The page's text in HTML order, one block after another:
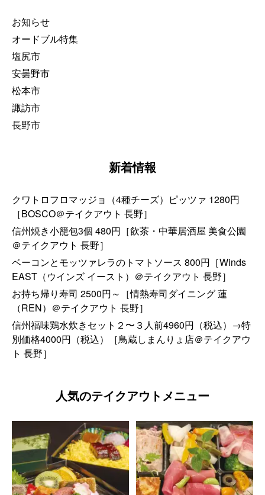
ン
お知らせ
オードブル特集
塩尻市
安曇野市
松本市
諏訪市
長野市
新着情報
クワトロフロマッジョ（4種チーズ）ピッツァ 1280円
［BOSCO＠テイクアウト 長野］
信州焼き小籠包3個 480円［飲茶・中華居酒屋 美食公園
＠テイクアウト 長野］
ベーコンとモッツァレラのトマトソース 800円［Winds
EAST（ウインズ イースト）＠テイクアウト 長野］
お持ち帰り寿司 2500円～［情熱寿司ダイニング 蓮
（REN）＠テイクアウト 長野］
信州福味鶏水炊きセット２〜３人前4960円（税込）→特
別価格4000円（税込）［鳥蔵しまんりょ店＠テイクアウ
ト 長野］
人気のテイクアウトメニュー